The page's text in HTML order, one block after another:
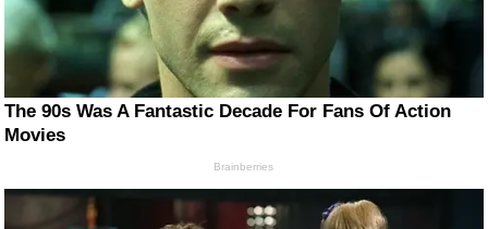
The 90s Was A Fantastic Decade For Fans Of Action
Movies
Brainberries